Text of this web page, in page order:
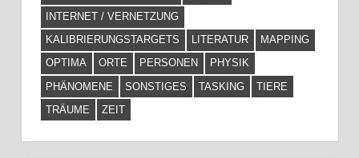
INTERNET / VERNETZUNG
KALIBRIERUNGSTARGETS
LITERATUR
MAPPING
OPTIMA
ORTE PERSONEN
PHYSIK
PHÄNOMENE
SONSTIGES TASKING
TIERE
TRÄUME
ZEIT